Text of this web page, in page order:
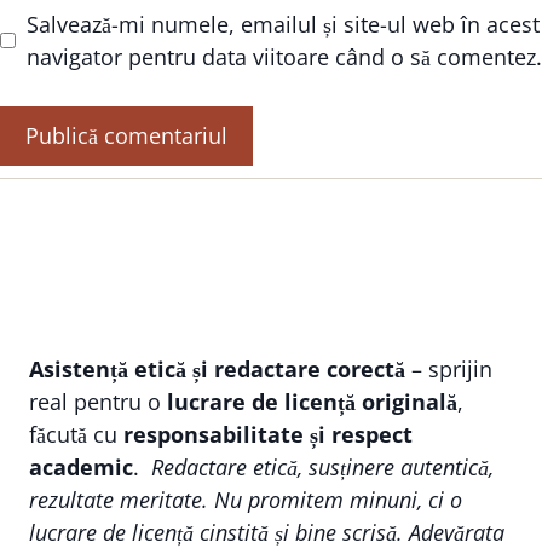
Salvează-mi numele, emailul și site-ul web în acest
navigator pentru data viitoare când o să comentez.
Asistență etică și redactare corectă – sprijin
real pentru o lucrare de licență originală,
făcută cu responsabilitate și respect
academic. Redactare etică, susținere autentică,
rezultate meritate. Nu promitem minuni, ci o
lucrare de licență cinstită și bine scrisă. Adevărata